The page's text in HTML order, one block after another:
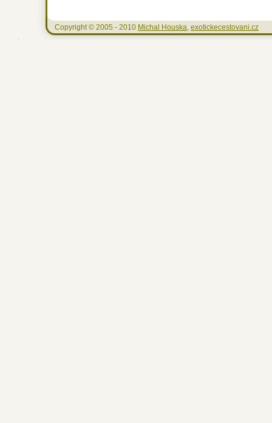
Copyright © 2005 - 2010 Michal Houska, exotickecestovani.cz